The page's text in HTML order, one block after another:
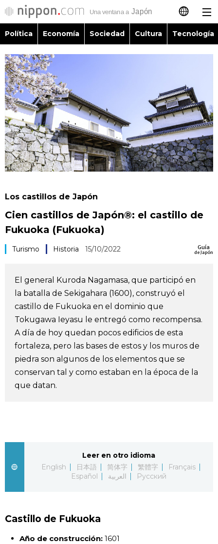
日本語
繁體字
Français
العربية
Política
Economía
Sociedad
Vida
Vídeos e imágenes
En profundidad
Más
Noticias
Avisos
official SNS
Política Economía Sociedad Cultura Tecnología
Los castillos de Japón
Cien castillos de Japón®: el castillo de
Fukuoka (Fukuoka)
Guía
de Japón
Turismo Historia 15/10/2022
El general Kuroda Nagamasa, que participó en
la batalla de Sekigahara (1600), construyó el
castillo de Fukuoka en el dominio que
Tokugawa Ieyasu le entregó como recompensa.
A día de hoy quedan pocos edificios de esta
fortaleza, pero las bases de estos y los muros de
piedra son algunos de los elementos que se
conservan tal y como estaban en la época de la
que datan.
Leer en otro idioma
English
日本語 简体字 繁體字
Français
Español
العربية Русский
Castillo de Fukuoka
Año de construcción: 1601